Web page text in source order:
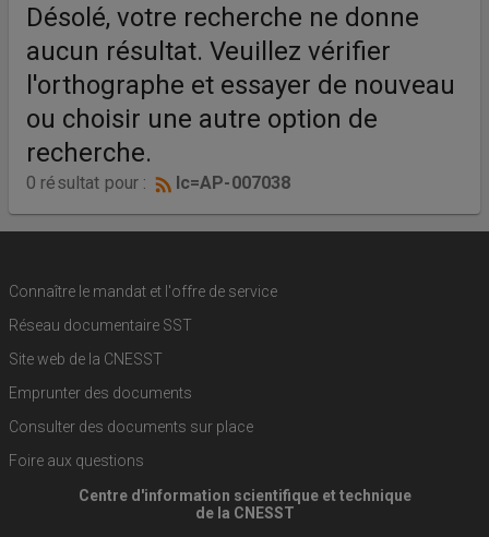
de
recherche
Désolé, votre recherche ne donne
aucun résultat. Veuillez vérifier
l'orthographe et essayer de nouveau
ou choisir une autre option de
recherche.
0 résultat pour : lc=AP-007038
Connaître le mandat et l'offre de service
Réseau documentaire SST
Site web de la CNESST
Emprunter des documents
Consulter des documents sur place
Foire aux questions
Centre d'information scientifique et technique
de la CNESST